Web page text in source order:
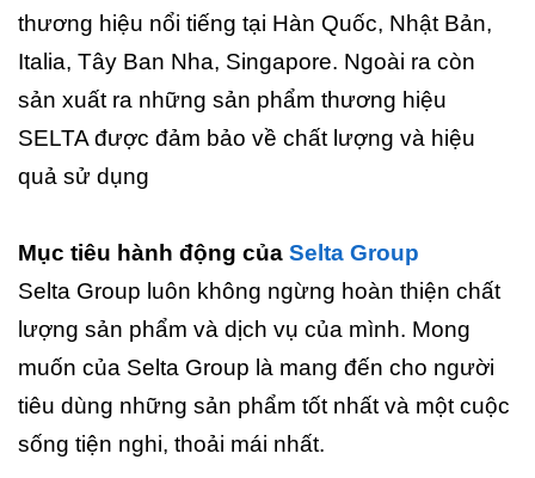
thương hiệu nổi tiếng tại Hàn Quốc, Nhật Bản,
Italia, Tây Ban Nha, Singapore. Ngoài ra còn
sản xuất ra những sản phẩm thương hiệu
SELTA được đảm bảo về chất lượng và hiệu
quả sử dụng
Mục tiêu hành động của Selta Group
Selta Group luôn không ngừng hoàn thiện chất
lượng sản phẩm và dịch vụ của mình. Mong
muốn của Selta Group là mang đến cho người
tiêu dùng những sản phẩm tốt nhất và một cuộc
sống tiện nghi, thoải mái nhất.